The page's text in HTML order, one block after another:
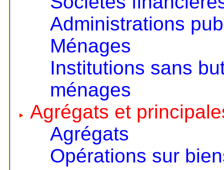
Administrations
Ménages
Institutions sans
ménages
Agrégats et
Agrégats
Opérations sur